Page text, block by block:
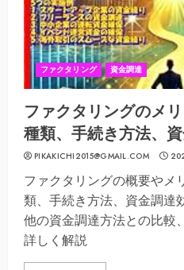
ファクタリング 資金調達
ファクタリングのメ
種類、手続き方法、
PIKAKICHI2015@GMAIL.COM
ファクタリングの概要やメ
類、手続き方法、資金調達
他の資金調達方法との比較
詳しく解説